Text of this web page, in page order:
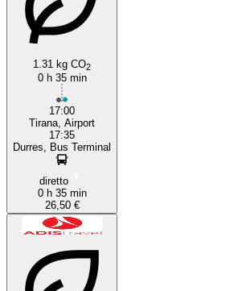
1.31 kg CO2
0 h 35 min
17:00
Tirana, Airport
17:35
Durres, Bus Terminal
diretto
0 h 35 min
26,50 €